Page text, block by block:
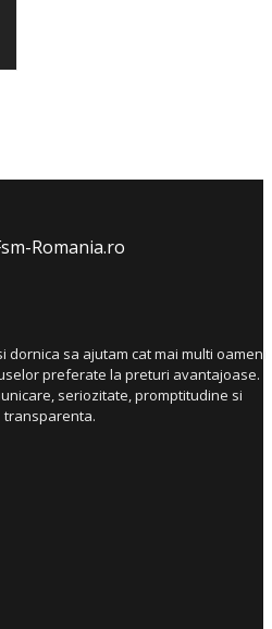
dornica sa ajutam cat mai multi oameni
preferate la preturi avantajoase.
seriozitate, promptitudine si
transparenta.